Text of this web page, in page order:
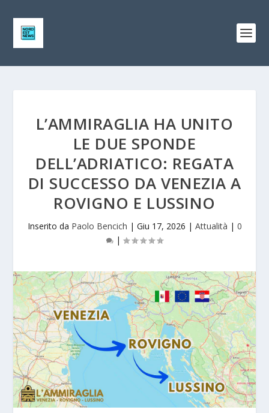
L’AMMIRAGLIA HA UNITO
LE DUE SPONDE
DELL’ADRIATICO: REGATA
DI SUCCESSO DA VENEZIA A
ROVIGNO E LUSSINO
Inserito da Paolo Bencich | Giu 17, 2026 | Attualità | 0
|